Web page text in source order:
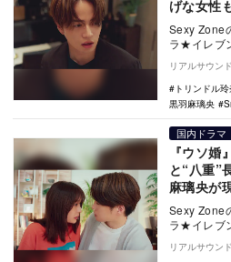
げな女性
Sexy Zone
ラ★イレブ
23時より
さ…
リアルサウン
トリンドル玲
黒羽麻璃央
国内ドラマ
『ウソ
と“八重”
麻璃央が
Sexy Zone
ラ★イレブ
日23時よ
送…
リアルサウン